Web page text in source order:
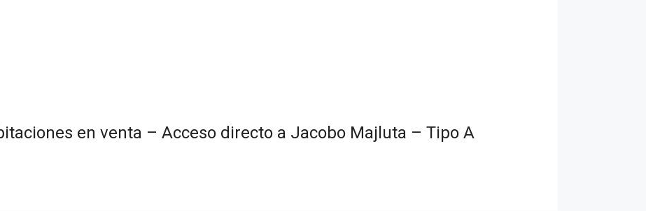
en venta – Acceso directo a Jacobo Majluta – Tipo A